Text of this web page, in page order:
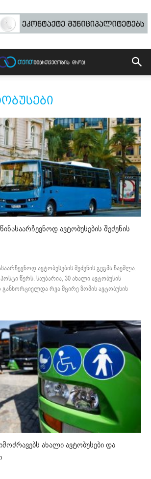
ავტობუსების შეძენის
ავტობუსების შეძენის გეგმა ჩაეშლა.
პოსტი წერს. საუბარია, 30 ახალი ავტობუსის
განხორციელდა რვა მცირე ზომის ავტობუსის
ახალი ავტობუსები და